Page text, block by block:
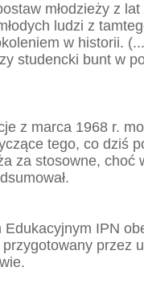
młodzieży z
ludzi z
w historii.
studencki bunt w
z marca 1968 r.
tego, co dziś
za stosowne, choć
IPN
przez